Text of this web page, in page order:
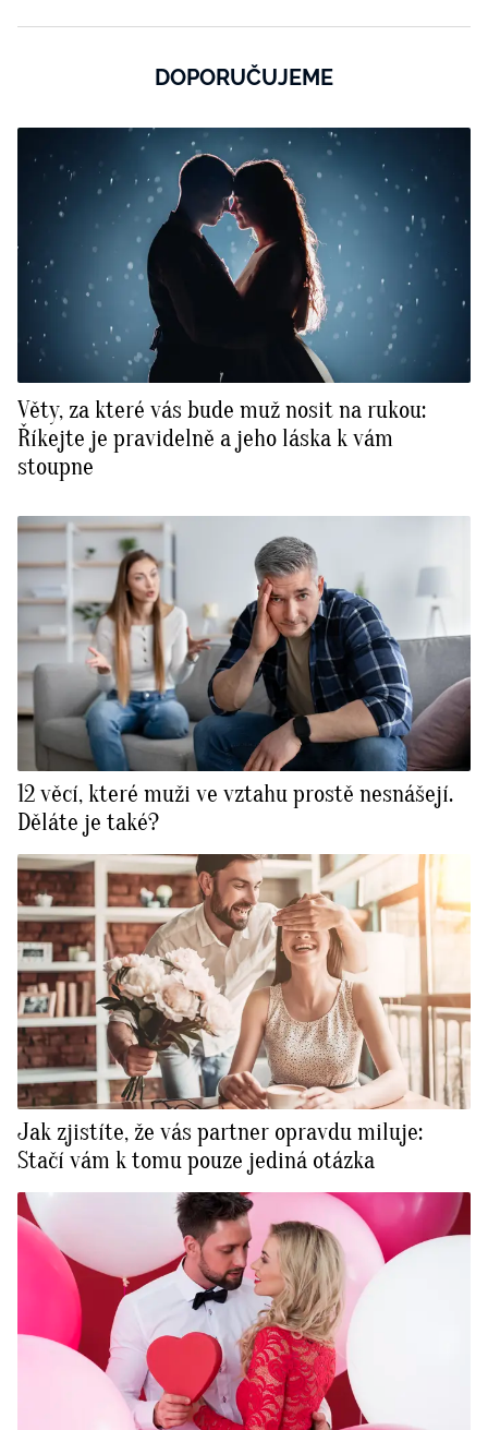
DOPORUČUJEME
Věty, za které vás bude muž nosit na rukou:
Říkejte je pravidelně a jeho láska k vám
stoupne
12 věcí, které muži ve vztahu prostě nesnášejí.
Děláte je také?
Jak zjistíte, že vás partner opravdu miluje:
Stačí vám k tomu pouze jediná otázka